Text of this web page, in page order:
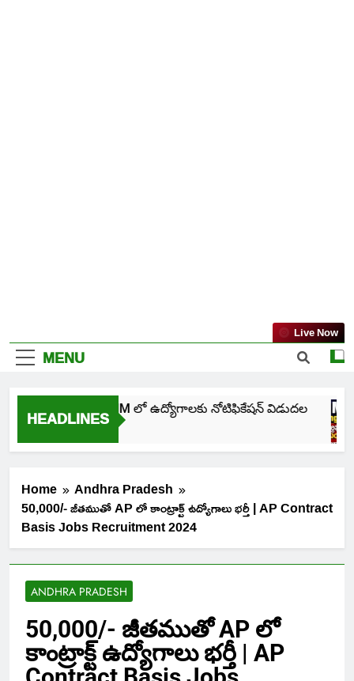
MENU
Live Now
HEADLINES
తెలంగాణ NHM లో ఉద్యోగాలకు నోటిఫికేషన్ విడుదల
Home
Andhra Pradesh
50,000/- జీతముతో AP లో కాంట్రాక్ట్ ఉద్యోగాలు భర్తీ | AP Contract
Basis Jobs Recruitment 2024
ANDHRA PRADESH
50,000/- జీతముతో AP లో
కాంట్రాక్ట్ ఉద్యోగాలు భర్తీ | AP